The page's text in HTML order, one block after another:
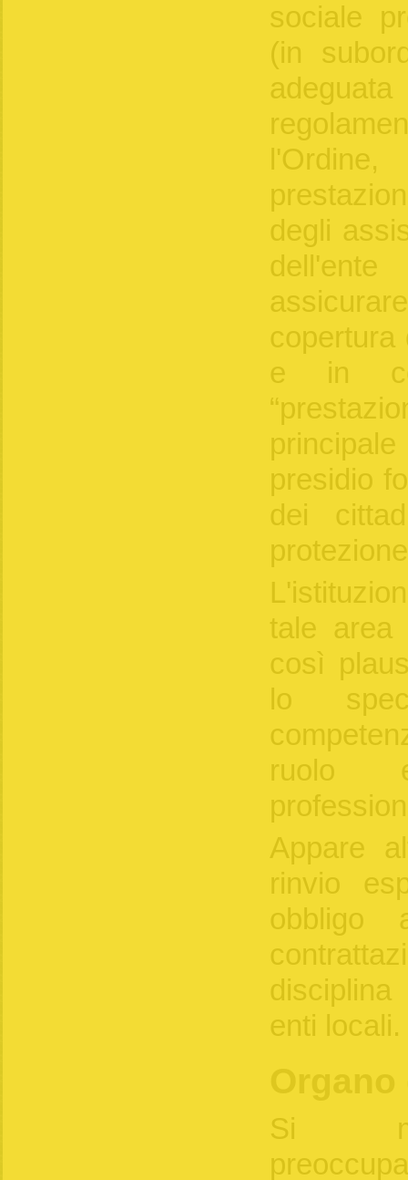
sociale
(in
degli
copertura
e in
presidio
dei
tale area
così
lo
ruolo
Appare
rinvio
obbligo
disciplina
enti locali.
Si